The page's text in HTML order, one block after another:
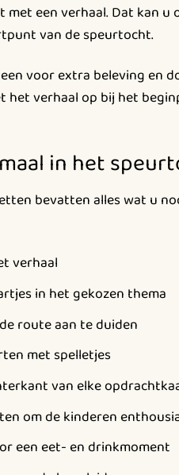
met een verhaal. Dat kan
van de speurtocht.
voor extra beleving en
het verhaal op bij het
in het
bevatten alles wat u
verhaal
in het gekozen thema
route aan te duiden
met spelletjes
van elke
om de kinderen
een eet- en drinkmoment